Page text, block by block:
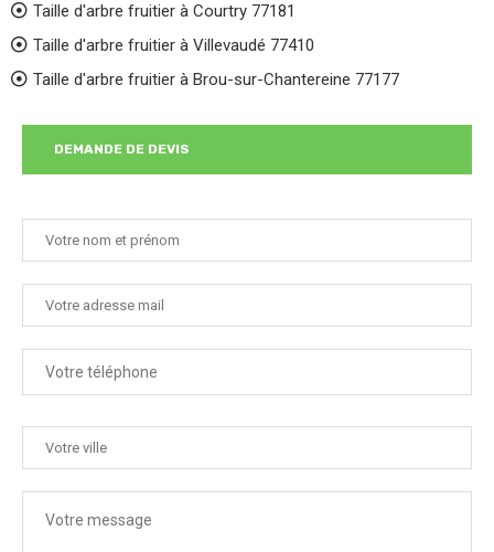
Taille d'arbre fruitier à Courtry 77181
Taille d'arbre fruitier à Villevaudé 77410
Taille d'arbre fruitier à Brou-sur-Chantereine 77177
DEMANDE DE DEVIS